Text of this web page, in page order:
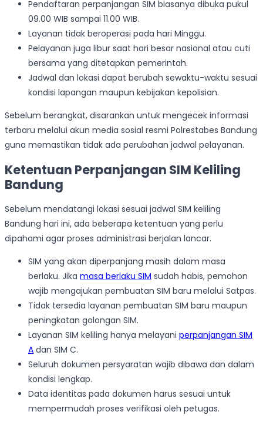
Pendaftaran perpanjangan SIM biasanya dibuka pukul
09.00 WIB sampai 11.00 WIB.
Layanan tidak beroperasi pada hari Minggu.
Pelayanan juga libur saat hari besar nasional atau cuti
bersama yang ditetapkan pemerintah.
Jadwal dan lokasi dapat berubah sewaktu-waktu sesuai
kondisi lapangan maupun kebijakan kepolisian.
Sebelum berangkat, disarankan untuk mengecek informasi
terbaru melalui akun media sosial resmi Polrestabes Bandung
guna memastikan tidak ada perubahan jadwal pelayanan.
Ketentuan Perpanjangan SIM Keliling
Bandung
Sebelum mendatangi lokasi sesuai jadwal SIM keliling
Bandung hari ini, ada beberapa ketentuan yang perlu
dipahami agar proses administrasi berjalan lancar.
SIM yang akan diperpanjang masih dalam masa
berlaku. Jika masa berlaku SIM sudah habis, pemohon
wajib mengajukan pembuatan SIM baru melalui Satpas.
Tidak tersedia layanan pembuatan SIM baru maupun
peningkatan golongan SIM.
Layanan SIM keliling hanya melayani perpanjangan SIM
A dan SIM C.
Seluruh dokumen persyaratan wajib dibawa dan dalam
kondisi lengkap.
Data identitas pada dokumen harus sesuai untuk
mempermudah proses verifikasi oleh petugas.